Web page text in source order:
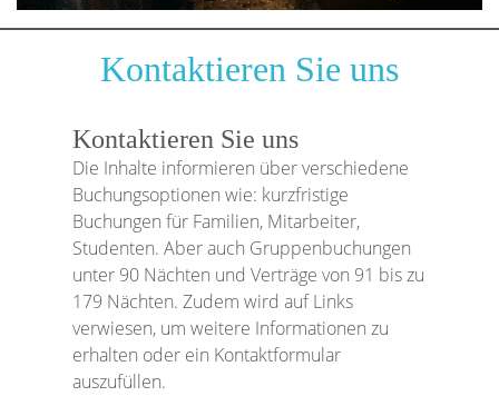
Kontaktieren Sie uns
Kontaktieren Sie uns
Die Inhalte informieren über verschiedene
Buchungsoptionen wie: kurzfristige
Buchungen für Familien, Mitarbeiter,
Studenten. Aber auch Gruppenbuchungen
unter 90 Nächten und Verträge von 91 bis zu
179 Nächten. Zudem wird auf Links
verwiesen, um weitere Informationen zu
erhalten oder ein Kontaktformular
auszufüllen.